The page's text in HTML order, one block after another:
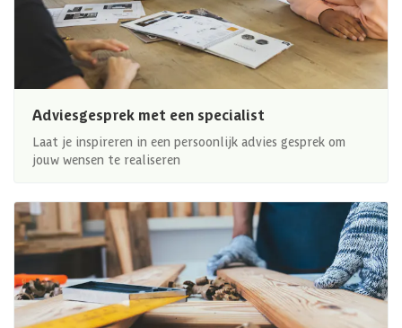
Adviesgesprek met een specialist
Laat je inspireren in een persoonlijk advies gesprek om
jouw wensen te realiseren